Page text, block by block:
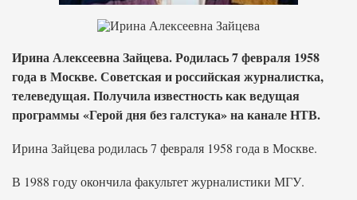
Ирина Алексеевна Зайцева. Родилась 7 февраля 1958
года в Москве. Советская и российская журналистка,
телеведущая. Получила известность как ведущая
программы «Герой дня без галстука» на канале НТВ.
Ирина Зайцева родилась 7 февраля 1958 года в Москве.
В 1988 году окончила факультет журналистики МГУ.